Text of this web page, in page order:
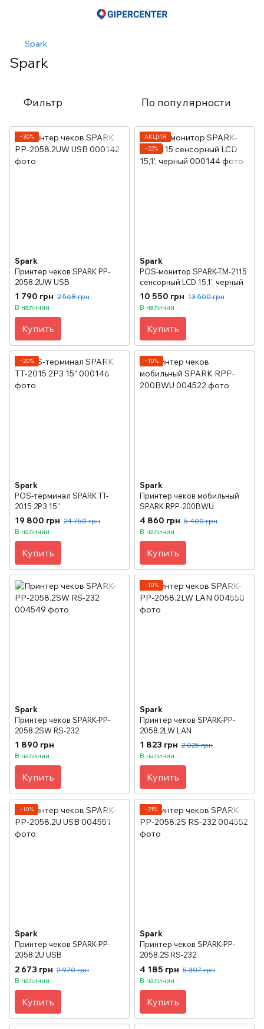
Spark
Spark
Фильтр По популярности
−30%
Spark
Принтер чеков SPARK PP-
2058.2UW USB
1 790 грн 2 568 грн
В наличии
Купить
АКЦИЯ
−22%
Spark
POS-монитор SPARK-TM-2115
сенсорный LCD 15,1’, черный
10 550 грн 13 500 грн
В наличии
Купить
−20%
Spark
POS-терминал SPARK TT-
2015 2P3 15"
19 800 грн 24 750 грн
В наличии
Купить
−10%
Spark
Принтер чеков мобильный
SPARK RPP-200BWU
4 860 грн 5 400 грн
В наличии
Купить
Spark
Принтер чеков SPARK-PP-
2058.2SW RS-232
1 890 грн
В наличии
Купить
−10%
Spark
Принтер чеков SPARK-PP-
2058.2LW LAN
1 823 грн 2 025 грн
В наличии
Купить
−10%
Spark
Принтер чеков SPARK-PP-
2058.2U USB
2 673 грн 2 970 грн
В наличии
Купить
−21%
Spark
Принтер чеков SPARK-PP-
2058.2S RS-232
4 185 грн 5 307 грн
В наличии
Купить